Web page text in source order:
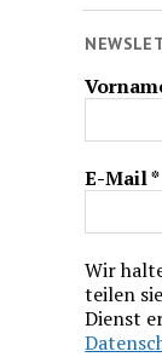
E-Mail*
Wir
teilen
Dienst